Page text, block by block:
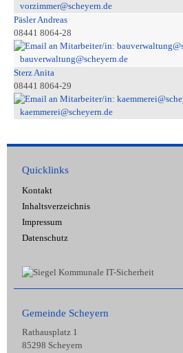
vorzimmer@scheyern.de
Päsler Andreas
08441 8064-28
bauverwaltung@scheyern.de
Sterz Anita
08441 8064-29
kaemmerei@scheyern.de
Quicklinks
Kontakt
Inhaltsverzeichnis
Impressum
Datenschutz
Gemeinde Scheyern
Rathausplatz 1
85298 Scheyern